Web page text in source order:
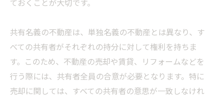
ておくことが大切です。
共有名義の不動産は、単独名義の不動産とは異なり、す
べての共有者がそれぞれの持分に対して権利を持ちま
す。このため、不動産の売却や賃貸、リフォームなどを
行う際には、共有者全員の合意が必要となります。特に
売却に関しては、すべての共有者の意思が一致しなけれ